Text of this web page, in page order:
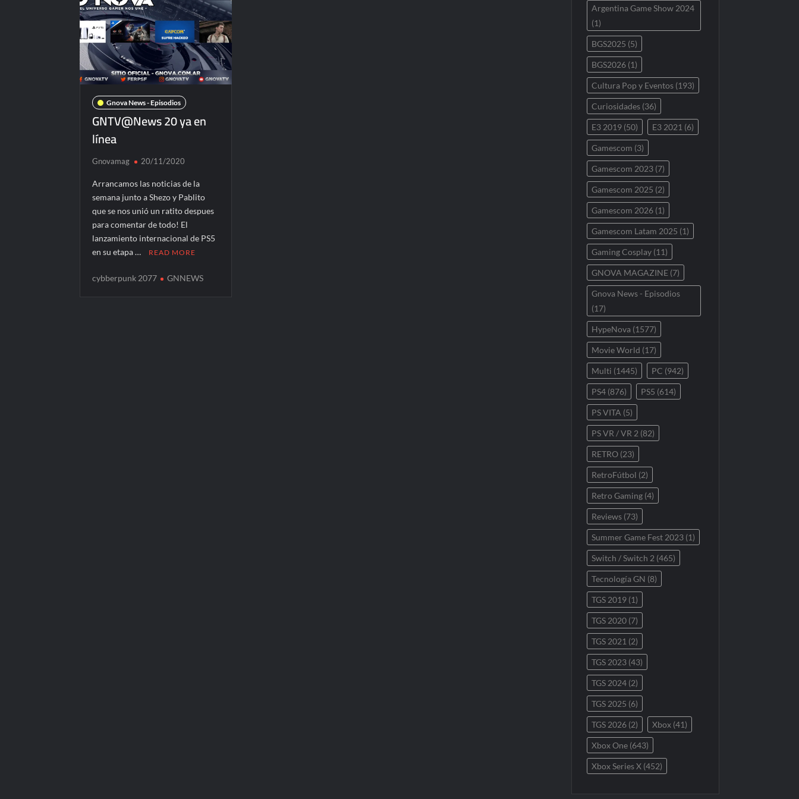
Gnova News - Episodios
GNTV@News 20 ya en
línea
Gnovamag 20/11/2020
Arrancamos las noticias de la
semana junto a Shezo y Pablito
que se nos unió un ratito despues
para comentar de todo! El
lanzamiento internacional de PS5
en su etapa …
READ MORE
cybberpunk 2077 GNNEWS
Argentina Game Show 2024
(1)
BGS2025 (5)
BGS2026(1)
Cultura Pop y Eventos(193)
Curiosidades(36)
E3 2019(50) E3 2021 (6)
Gamescom (3)
Gamescom 2023(7)
Gamescom 2025 (2)
Gamescom 2026(1)
Gamescom Latam 2025 (1)
Gaming Cosplay(11)
GNOVA MAGAZINE(7)
Gnova News - Episodios
(17)
HypeNova (1577)
Movie World (17)
Multi (1445) PC (942)
PS4(876) PS5 (614)
PS VITA (5)
PS VR / VR 2 (82)
RETRO(23)
RetroFútbol (2)
Retro Gaming(4)
Reviews(73)
Summer Game Fest 2023(1)
Switch / Switch 2 (465)
Tecnología GN (8)
TGS 2019(1)
TGS 2020(7)
TGS 2021 (2)
TGS 2023(43)
TGS 2024(2)
TGS 2025 (6)
TGS 2026(2) Xbox(41)
Xbox One(643)
Xbox Series X(452)